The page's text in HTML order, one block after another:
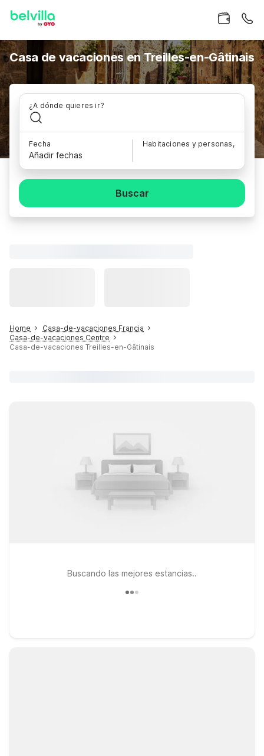
Casa de vacaciones en Treilles-en-Gâtinais
¿A dónde quieres ir?
Fecha
Añadir fechas
Habitaciones y personas,
Buscar
Home
Casa-de-vacaciones Francia
Casa-de-vacaciones Centre
Casa-de-vacaciones Treilles-en-Gâtinais
Buscando las mejores estancias..